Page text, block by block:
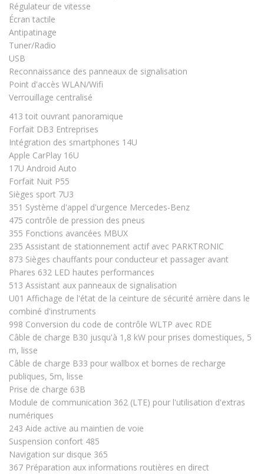
Régulateur de vitesse
Écran tactile
Antipatinage
Tuner/Radio
USB
Reconnaissance des panneaux de signalisation
Point d'accès WLAN/Wifi
Verrouillage centralisé
413 toit ouvrant panoramique
Forfait DB3 Entreprises
Intégration des smartphones 14U
Apple CarPlay 16U
17U Android Auto
Forfait Nuit P55
Sièges sport 7U3
351 Système d'appel d'urgence Mercedes-Benz
475 contrôle de pression des pneus
355 Fonctions avancées MBUX
235 Assistant de stationnement actif avec PARKTRONIC
873 Sièges chauffants pour conducteur et passager avant
Phares 632 LED hautes performances
513 Assistant aux panneaux de signalisation
U01 Affichage de l'état de la ceinture de sécurité arrière dans le
combiné d'instruments
998 Conversion du code de contrôle WLTP avec RDE
Câble de charge B30 jusqu'à 1,8 kW pour prises domestiques, 5
m, lisse
Câble de charge B33 pour wallbox et bornes de recharge
publiques, 5m, lisse
Prise de charge 63B
Module de communication 362 (LTE) pour l'utilisation d'extras
numériques
243 Aide active au maintien de voie
Suspension confort 485
Navigation sur disque 365
367 Préparation aux informations routières en direct